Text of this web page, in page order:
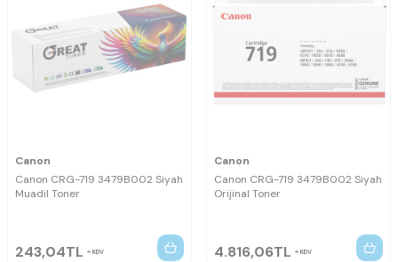
Canon
Canon CRG-719 3479B002 Siyah
Muadil Toner
243,04TL KDV
Canon
Canon CRG-719 3479B002 Siyah
Orijinal Toner
4.816,06TL KDV